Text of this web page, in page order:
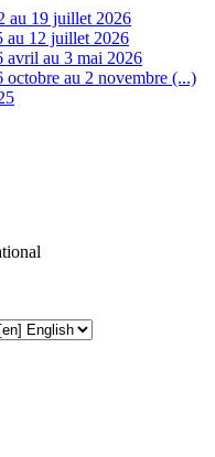
au 19 juillet 2026
au 12 juillet 2026
avril au 3 mai 2026
au 2 novembre (...)